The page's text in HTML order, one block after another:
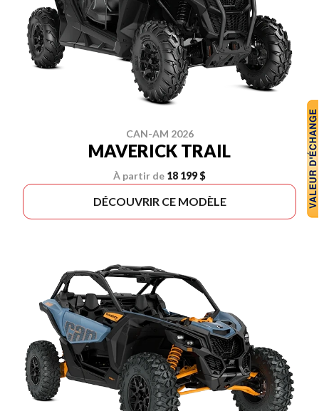
CAN-AM 2026
MAVERICK TRAIL
À partir de 18 199 $
DÉCOUVRIR CE MODÈLE